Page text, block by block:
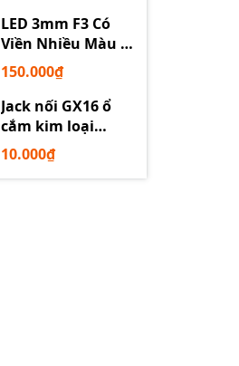
LED 3mm F3 Có
Viền Nhiều Màu –
Trắng Đỏ Xanh
Dương Lục Vàng
150.000₫
Jack nối GX16 ổ
cắm kim loại
2/3/4/5/6P chuyên
dụng
10.000₫